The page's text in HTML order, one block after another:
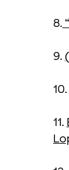
8.
9.
10.
11.